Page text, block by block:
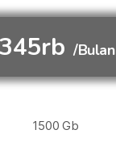
345rb /Bulan
1500 Gb